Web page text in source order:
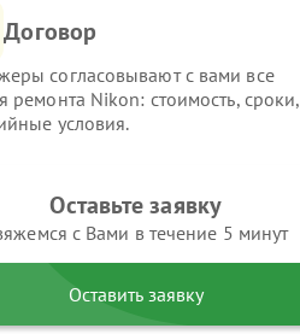
Договор
согласовывают с вами все
ремонта Nikon: стоимость, сроки,
условия.
Оставьте заявку
с Вами в течение 5 минут
Оставить заявку